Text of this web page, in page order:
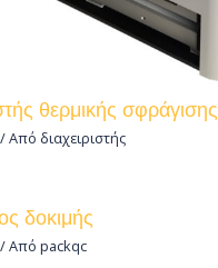
θερμικής σφράγισης
/ Από διαχειριστής
δοκιμής
/ Απόpackqc